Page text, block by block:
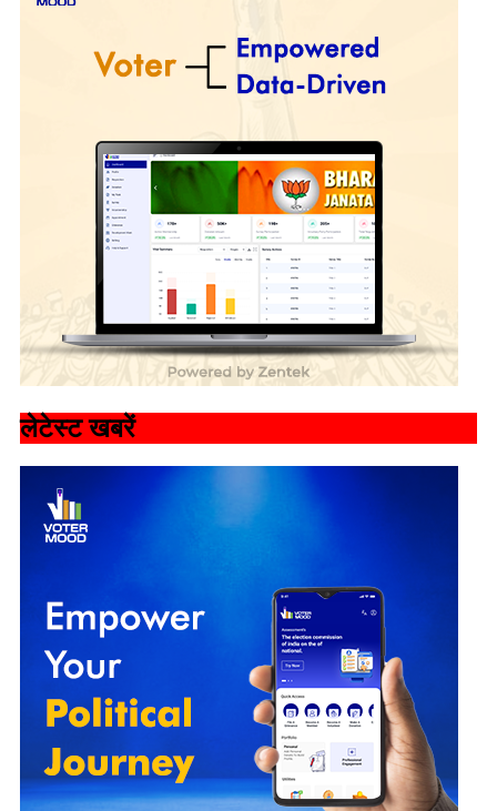
लेटेस्ट खबरें